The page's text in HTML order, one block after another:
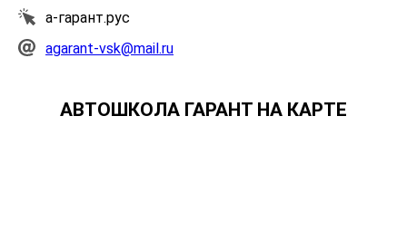
а-гарант.рус
agarant-vsk@mail.ru
АВТОШКОЛА ГАРАНТ НА КАРТЕ